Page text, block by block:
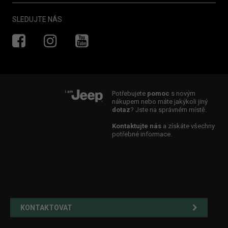
Akční nabídky a Věrnostní program
Náhradní díly
Originální příslušenství
Servisní smlouvy Flexcare
Novinky
®
Kontakt
SLEDUJTE NÁS
Potřebujete pomoc s novým
nákupem nebo máte jakýkoli jiný
dotaz? Jste na správném místě.
Kontaktujte nás a získáte všechny
potřebné informace.
KONTAKTOVAT